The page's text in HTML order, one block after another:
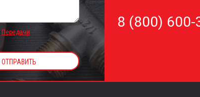
Передачи
8 (800) 600-